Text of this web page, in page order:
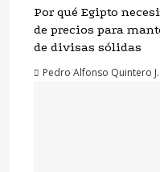
Por qué Egipto
de precios para
de divisas sólidas
Pedro Alfonso Quintero J.